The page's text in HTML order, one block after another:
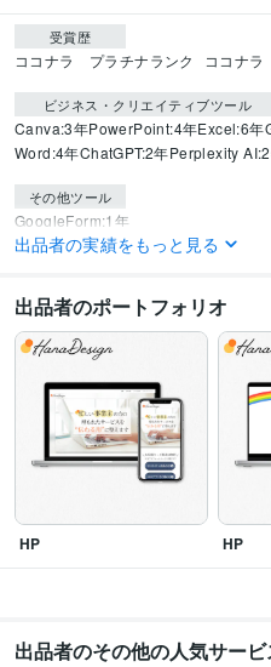
受賞歴
ココナラ　プラチナランク ココナラ
ビジネス・クリエイティブツール
Canva:3年PowerPoint:4年Excel:6年
Word:4年ChatGPT:2年Perplexity
その他ツール
GoogleForm:1年
ンプレート X投稿画像・テンプレー
ブログ・スライド資料 サムネイル
紙
印刷物（チラシ・パンフレット・
ヘッダー サムネイル
パンフレット
名刺
出品者の実績をもっと見る
出品者のポートフォリオ
HP HP
出品者のその他の人気サービ